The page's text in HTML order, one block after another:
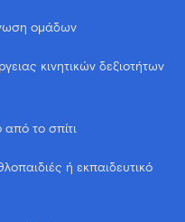
ομάδων
κινητικών δεξιοτήτων
από το σπίτι
ή εκπαιδευτικό